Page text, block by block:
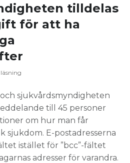
tilldelas
för att ha
sjukvårdsmyndigheten
till 45 personer
om hur man får
sjukdom. E-postadresserna
istället för ”bcc”-fältet
adresser för varandra.